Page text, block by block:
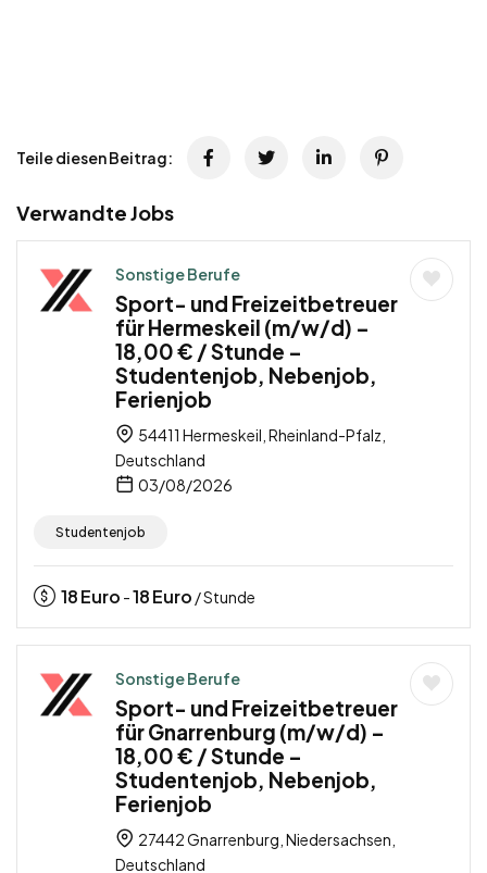
Teile diesen Beitrag:
Verwandte Jobs
Sonstige Berufe
Sport- und Freizeitbetreuer
für Hermeskeil (m/w/d) –
18,00 € / Stunde –
Studentenjob, Nebenjob,
Ferienjob
54411 Hermeskeil, Rheinland-Pfalz,
Deutschland
03/08/2026
Studentenjob
18Euro -18Euro / Stunde
Sonstige Berufe
Sport- und Freizeitbetreuer
für Gnarrenburg (m/w/d) –
18,00 € / Stunde –
Studentenjob, Nebenjob,
Ferienjob
27442 Gnarrenburg, Niedersachsen,
Deutschland